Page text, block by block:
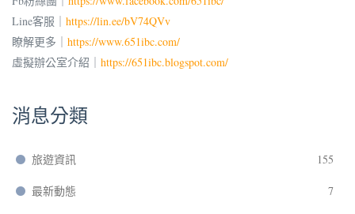
Line客服｜ https://lin.ee/bV74QVv
瞭解更多｜ https://www.651ibc.com/
虛擬辦公室介紹｜ https://651ibc.blogspot.com/
消息分類
旅遊資訊 155
最新動態 7